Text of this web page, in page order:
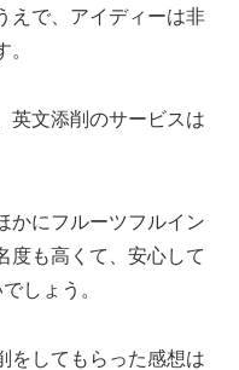
えで、アイディーは非
英文添削のサービスは
かにフルーツフルイン
度も高くて、安心して
しょう。
をしてもらった感想は